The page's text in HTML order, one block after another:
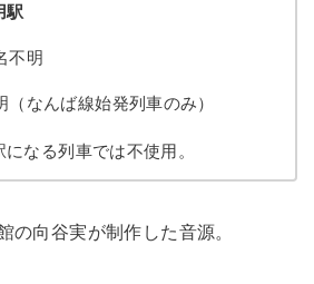
駅
不明
なんば線始発列車のみ）
なる列車では不使用。
の向谷実が制作した音源。